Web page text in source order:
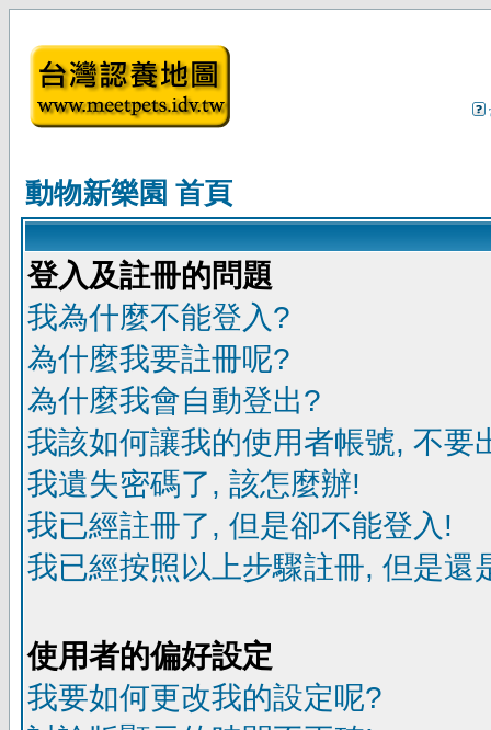
動物新樂園 首頁
登入及註冊的問題
我為什麼不能登入?
為什麼我要註冊呢?
為什麼我會自動登出?
我該如何讓我的使用者帳號, 不要
我遺失密碼了, 該怎麼辦!
我已經註冊了, 但是卻不能登入!
我已經按照以上步驟註冊, 但是還
使用者的偏好設定
我要如何更改我的設定呢?